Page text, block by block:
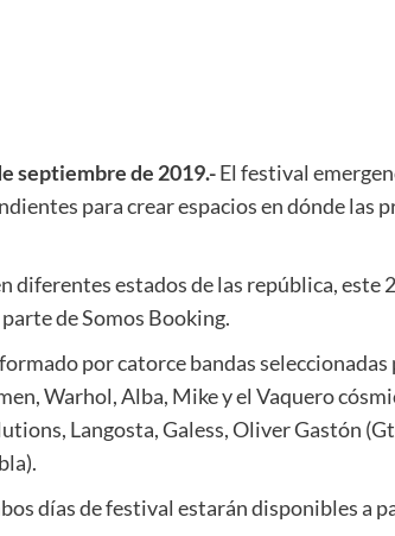
septiembre de 2019.-El festival
para crear espacios en dónde las
diferentes estados de las república, este
de Somos Booking.
por catorce bandas seleccionadas
Warhol, Alba, Mike y el Vaquero
Langosta, Galess, Oliver Gastón
días de festival estarán disponibles a